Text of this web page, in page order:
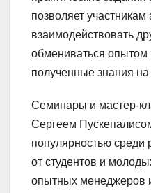
позволяет участникам
взаимодействовать
обмениваться опытом
полученные знания на
Семинары и мастер-
Сергеем
популярностью
от студентов и
опытных менеджеров